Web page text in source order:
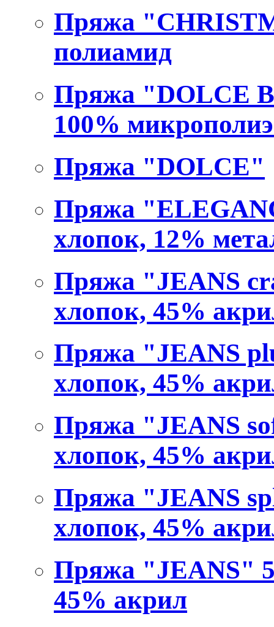
Пряжа
полиамид
Пряжа "DOLCE
100%
Пряжа "DOLCE"
Пряжа
хлопок, 12%
Пряжа "JEANS
хлопок, 45%
Пряжа "JEANS
хлопок, 45%
Пряжа "JEANS
хлопок, 45%
Пряжа "JEANS
хлопок, 45%
Пряжа "JEANS"
45% акрил